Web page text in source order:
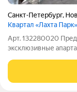
Санкт-Петербург,
Квартал «Лахта Парк»
Арт. 132280020
эксклюзивные
сочетаются с
уже выполнен